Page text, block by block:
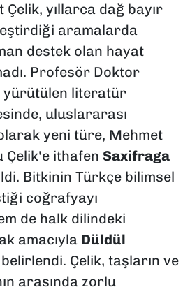
yıllarca dağ bayır
aramalarda
destek olan hayat
Profesör Doktor
yürütülen literatür
uluslararası
yeni türe, Mehmet
Çelik'e ithafen Saxifraga
Bitkinin Türkçe bilimsel
coğrafyayı
de halk dilindeki
amacıyla Düldül
Çelik, taşların ve
arasında zorlu